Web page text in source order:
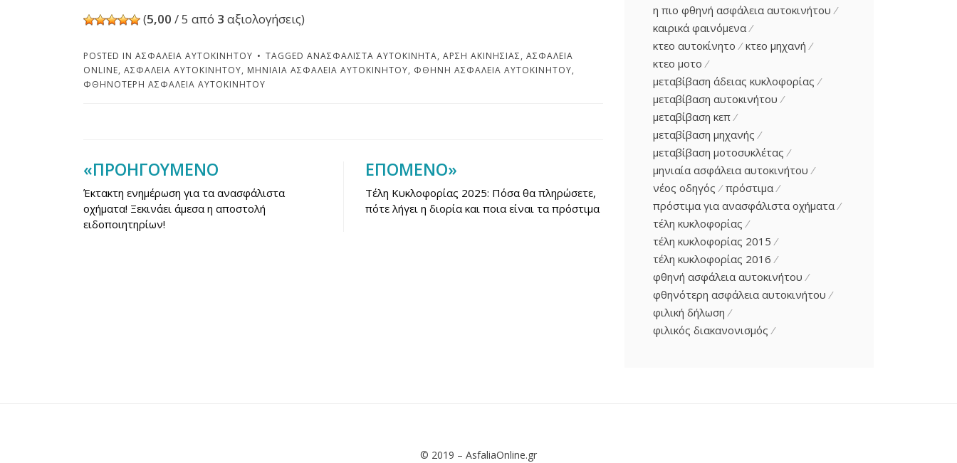
(5,00 / 5 από 3 αξιολογήσεις)
POSTED IN ΑΣΦΆΛΕΙΑ ΑΥΤΟΚΙΝΉΤΟΥ TAGGED ΑΝΑΣΦΆΛΙΣΤΑ ΑΥΤΟΚΊΝΗΤΑ, ΆΡΣΗ ΑΚΙΝΗΣΊΑΣ, ΑΣΦΆΛΕΙΑ
ONLINE, ΑΣΦΆΛΕΙΑ ΑΥΤΟΚΙΝΉΤΟΥ, ΜΗΝΙΑΊΑ ΑΣΦΆΛΕΙΑ ΑΥΤΟΚΙΝΉΤΟΥ, ΦΘΗΝΉ ΑΣΦΆΛΕΙΑ ΑΥΤΟΚΙΝΉΤΟΥ,
ΦΘΗΝΌΤΕΡΗ ΑΣΦΆΛΕΙΑ ΑΥΤΟΚΙΝΉΤΟΥ
Πλοήγηση
άρθρων
«ΠΡΟΗΓΟΎΜΕΝΟ
Έκτακτη ενημέρωση για τα ανασφάλιστα
οχήματα! Ξεκινάει άμεσα η αποστολή
ειδοποιητηρίων!
ΕΠΌΜΕΝΟ»
Τέλη Κυκλοφορίας 2025: Πόσα θα πληρώσετε,
πότε λήγει η διορία και ποια είναι τα πρόστιμα
η πιο φθηνή ασφάλεια αυτοκινήτου
καιρικά φαινόμενα
κτεο αυτοκίνητο
κτεο μηχανή
κτεο μοτο
μεταβίβαση άδειας κυκλοφορίας
μεταβίβαση αυτοκινήτου
μεταβίβαση κεπ
μεταβίβαση μηχανής
μεταβίβαση μοτοσυκλέτας
μηνιαία ασφάλεια αυτοκινήτου
νέος οδηγός
πρόστιμα
πρόστιμα για ανασφάλιστα οχήματα
τέλη κυκλοφορίας
τέλη κυκλοφορίας 2015
τέλη κυκλοφορίας 2016
φθηνή ασφάλεια αυτοκινήτου
φθηνότερη ασφάλεια αυτοκινήτου
φιλική δήλωση
φιλικός διακανονισμός
© 2019 – AsfaliaOnline.gr